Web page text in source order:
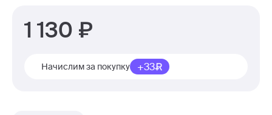
1 130
Начислим за покупку +33